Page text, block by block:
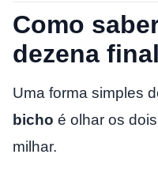
Como
dezena final
Uma forma simples
bicho é olhar os
milhar.